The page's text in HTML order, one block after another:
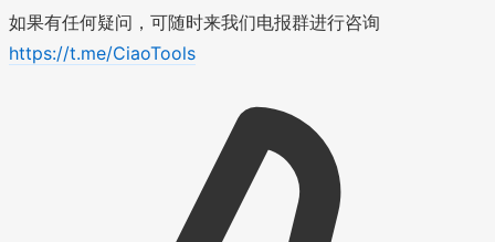
如果有任何疑问，可随时来我们电报群进行咨询
https://t.me/CiaoTools